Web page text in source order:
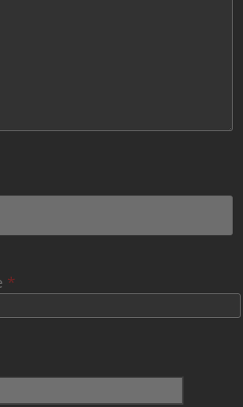
*